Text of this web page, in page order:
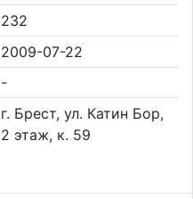
232
2009-07-22
-
г. Брест, ул. Катин Бор,
2 этаж, к. 59